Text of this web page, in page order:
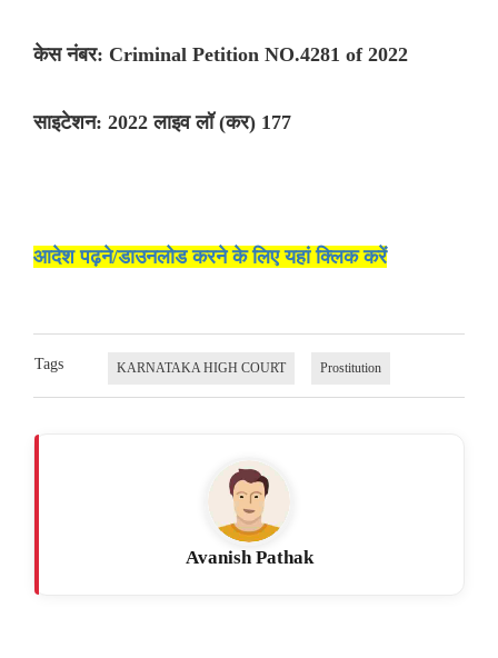
केस नंबर: Criminal Petition NO.4281 of 2022
साइटेशन: 2022 लाइव लॉ (कर) 177
आदेश पढ़ने/डाउनलोड करने के लिए यहां क्लिक करें
Tags KARNATAKA HIGH COURT Prostitution
Avanish Pathak